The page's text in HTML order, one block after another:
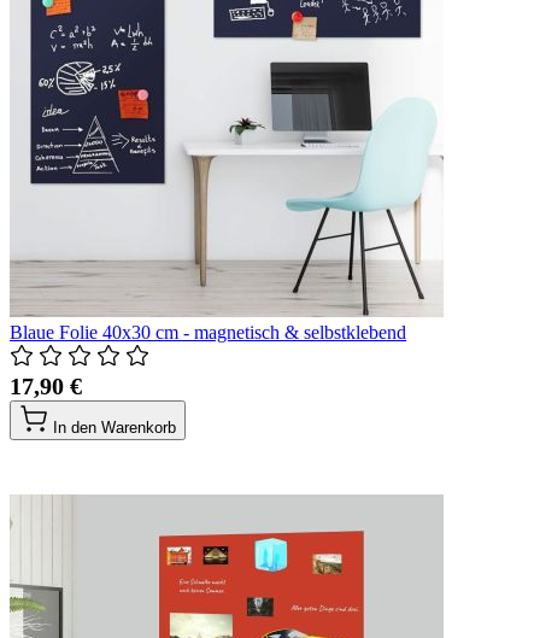
Blaue Folie 40x30 cm - magnetisch & selbstklebend
17,90 €
In den Warenkorb